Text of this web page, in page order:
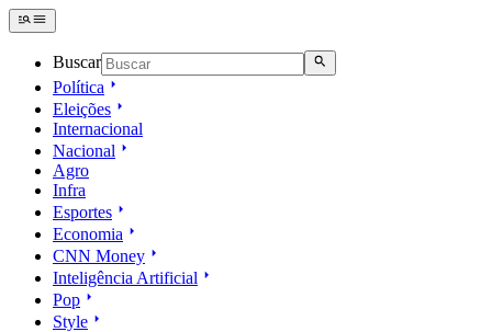
Buscar
Política
Eleições
Internacional
Nacional
Agro
Infra
Esportes
Economia
CNN Money
Inteligência Artificial
Pop
Style